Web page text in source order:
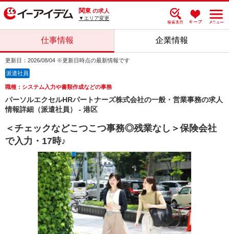
関東 の求人
▼エリア変更
仕事情報 企業情報
更新日：2026/08/04 ※更新日時点の最新情報です
派遣社員
職種：システム入力や書類作成などの事務
パーソルエクセルHRパートナーズ株式会社の一般・営業事務の求人
情報詳細（派遣社員） - 港区
＜チェックなどこつこつ事務◎残業なし＞保険会社
で入力・17時♪